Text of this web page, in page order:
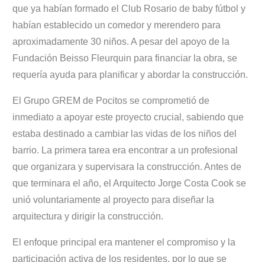
que ya habían formado el Club Rosario de baby fútbol y
habían establecido un comedor y merendero para
aproximadamente 30 niños. A pesar del apoyo de la
Fundación Beisso Fleurquin para financiar la obra, se
requería ayuda para planificar y abordar la construcción.
El Grupo GREM de Pocitos se comprometió de
inmediato a apoyar este proyecto crucial, sabiendo que
estaba destinado a cambiar las vidas de los niños del
barrio. La primera tarea era encontrar a un profesional
que organizara y supervisara la construcción. Antes de
que terminara el año, el Arquitecto Jorge Costa Cook se
unió voluntariamente al proyecto para diseñar la
arquitectura y dirigir la construcción.
El enfoque principal era mantener el compromiso y la
participación activa de los residentes, por lo que se